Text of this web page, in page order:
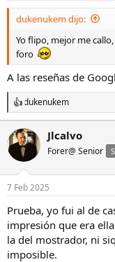
dukenukem dijo:
Yo flipo, mejor me
foro
A las reseñas de
R
e
a
c
o
n
e
s
dukenukem
Jlcalvo
Forer@ Senior
7 Feb 2025
Prueba, yo fui al de
impresión que era
la del mostrador, ni
imposible.